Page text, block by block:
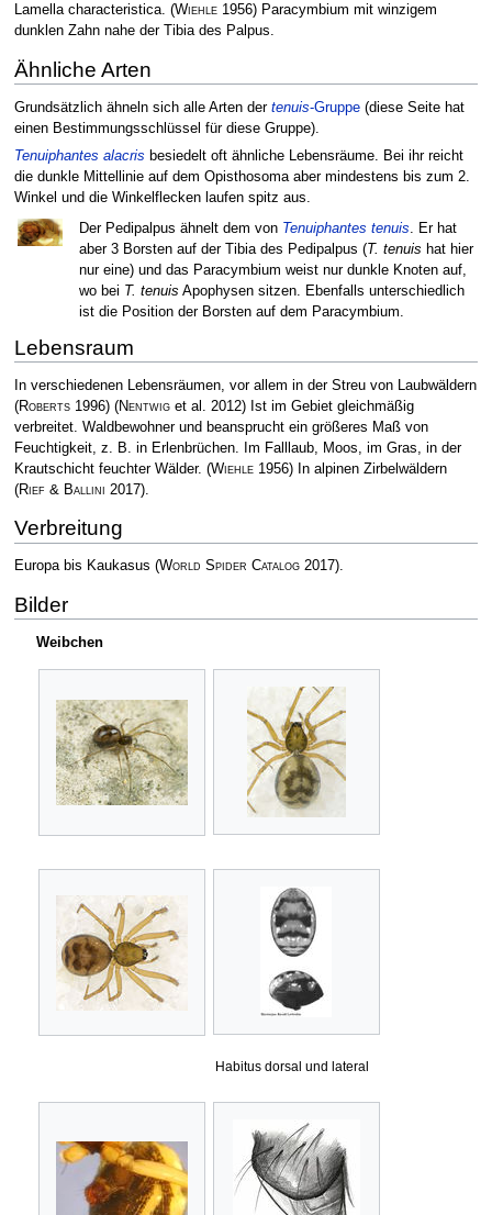
Lamella characteristica. (Wiehle1956)Paracymbium mit winzigem
dunklen Zahn nahe der Tibia des Palpus.
Ähnliche Arten
Grundsätzlich ähneln sich alle Arten der tenuis-Gruppe(diese Seite hat
einen Bestimmungsschlüssel für diese Gruppe).
Tenuiphantes alacris besiedelt oft ähnliche Lebensräume. Bei ihr reicht
die dunkle Mittellinie auf dem Opisthosoma aber mindestens bis zum 2.
Winkel und die Winkelflecken laufen spitz aus.
Der Pedipalpus ähnelt dem von Tenuiphantes tenuis. Er hat
aber 3 Borsten auf der Tibia des Pedipalpus (T. tenuis hat hier
nur eine) und das Paracymbium weist nur dunkle Knoten auf,
wo bei T. tenuis Apophysen sitzen. Ebenfalls unterschiedlich
ist die Position der Borsten auf dem Paracymbium.
Lebensraum
In verschiedenen Lebensräumen, vor allem in der Streu von Laubwäldern
(Roberts1996) (Nentwiget al. 2012)Ist im Gebiet gleichmäßig
verbreitet. Waldbewohner und beansprucht ein größeres Maß von
Feuchtigkeit, z. B. in Erlenbrüchen. Im Falllaub, Moos, im Gras, in der
Kraut­schicht feuchter Wälder. (Wiehle1956)In alpinen Zirbelwäldern
(Rief & Ballini 2017).
Verbreitung
Europa bis Kaukasus (World Spider Catalog2017).
Bilder
Weibchen
Habitus dorsal und lateral